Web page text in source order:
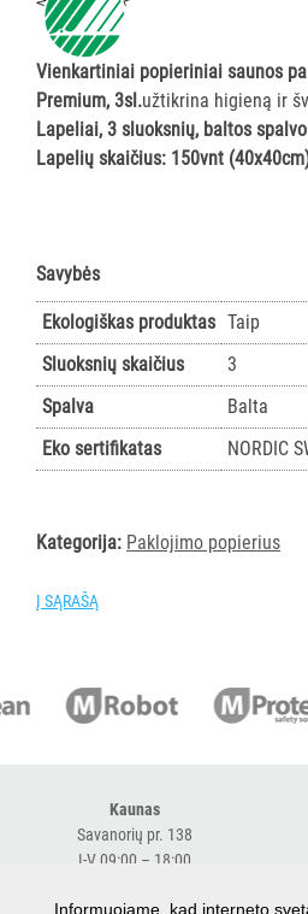
PURVĄ
SUGERIANTYS
KILIMĖLIAI
ASMENS
HIGIENOS
PREKĖS
KOSMETIKA
AKSESUARAI
VIEŠBUČIAMS
PRAMONEI
POPIERIUS
GAMINIAI
Rankšluostinis
popierius
Vienkartiniai popieriniai saunos
Premium, 3sl.užtikrina higieną ir
Lapeliai, 3 sluoksnių, baltos
Lapelių skaičius: 150vnt
Savybės
Ekologiškas produktas Taip
Sluoksnių skaičius
3
Spalva
Balta
Eko sertifikatas
NORDIC
Kategorija: Paklojimo popierius
Į SĄRAŠĄ
Kaunas
Savanorių pr. 138
I-V 09:00 – 18:00
Informuojame, kad interneto